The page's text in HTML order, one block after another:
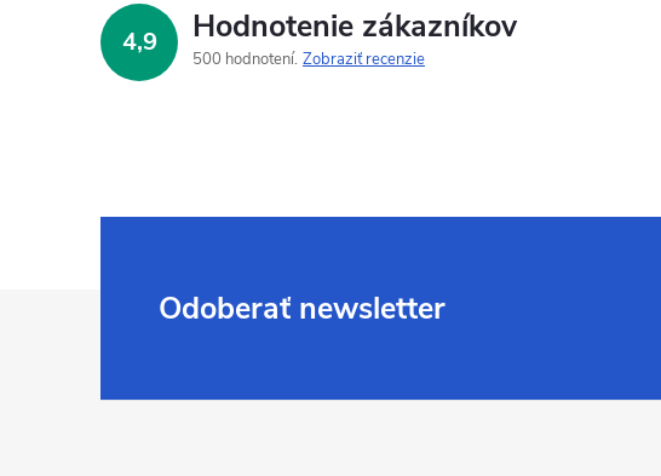
4,9 Hodnotenie zákazníkov
500 hodnotení Zobraziť recenzie
Odoberať newsletter